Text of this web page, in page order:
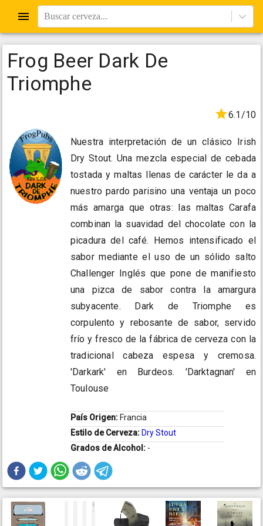
Buscar cerveza...
Frog Beer Dark De
Triomphe
6.1/10
Nuestra interpretación de un clásico Irish
Dry Stout. Una mezcla especial de cebada
tostada y maltas llenas de carácter le da a
nuestro pardo parisino una ventaja un poco
más amarga que otras: las maltas Carafa
combinan la suavidad del chocolate con la
picadura del café. Hemos intensificado el
sabor mediante el uso de un sólido salto
Challenger Inglés que pone de manifiesto
una pizca de sabor contra la amargura
subyacente. Dark de Triomphe es
corpulento y rebosante de sabor, servido
frío y fresco de la fábrica de cerveza con la
tradicional cabeza espesa y cremosa.
'Darkark' en Burdeos. 'Darktagnan' en
Toulouse
País Origen: Francia
Estilo de Cerveza: Dry Stout
Grados de Alcohol: -